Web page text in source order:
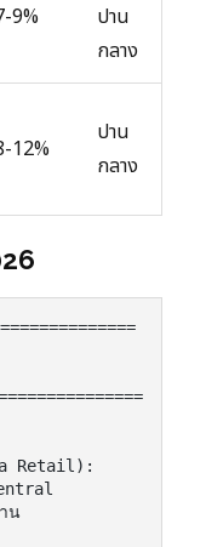
9%
ปาน
กลาง
12%
ปาน
กลาง
Retail):
น